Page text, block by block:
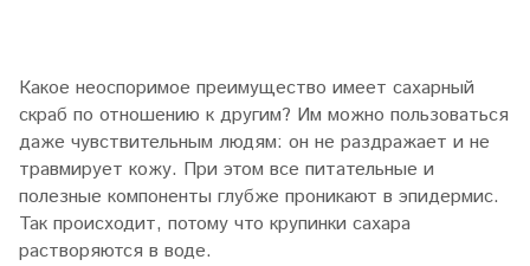
Какое неоспоримое преимущество имеет сахарный
скраб по отношению к другим? Им можно пользоваться
даже чувствительным людям: он не раздражает и не
травмирует кожу. При этом все питательные и
полезные компоненты глубже проникают в эпидермис.
Так происходит, потому что крупинки сахара
растворяются в воде.